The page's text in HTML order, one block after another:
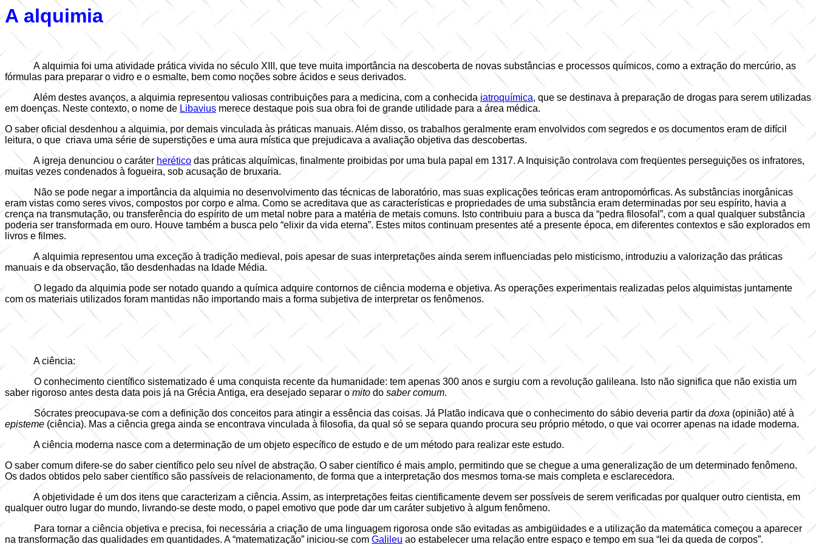
A alquimia
A alquimia foi uma atividade prática vivida no século XIII, que teve muita importância na descoberta de novas substâncias e processos químicos, como a extração do mercúrio, as
fórmulas para preparar o vidro e o esmalte, bem como noções sobre ácidos e seus derivados.
Além destes avanços, a alquimia representou valiosas contribuições para a medicina, com a conhecida iatroquímica, que se destinava à preparação de drogas para serem utilizadas
em doenças. Neste contexto, o nome de Libavius merece destaque pois sua obra foi de grande utilidade para a área médica.
O saber oficial desdenhou a alquimia, por demais vinculada às práticas manuais. Além disso, os trabalhos geralmente eram envolvidos com segredos e os documentos eram de difícil
leitura, o que criava uma série de superstições e uma aura mística que prejudicava a avaliação objetiva das descobertas.
A igreja denunciou o caráter herético das práticas alquímicas, finalmente proibidas por uma bula papal em 1317. A Inquisição controlava com freqüentes perseguições os infratores,
muitas vezes condenados à fogueira, sob acusação de bruxaria.
Não se pode negar a importância da alquimia no desenvolvimento das técnicas de laboratório, mas suas explicações teóricas eram antropomórficas. As substâncias inorgânicas
eram vistas como seres vivos, compostos por corpo e alma. Como se acreditava que as características e propriedades de uma substância eram determinadas por seu espírito, havia a
crença na transmutação, ou transferência do espírito de um metal nobre para a matéria de metais comuns. Isto contribuiu para a busca da “pedra filosofal”, com a qual qualquer substância
poderia ser transformada em ouro. Houve também a busca pelo “elixir da vida eterna”. Estes mitos continuam presentes até a presente época, em diferentes contextos e são explorados em
livros e filmes.
A alquimia representou uma exceção à tradição medieval, pois apesar de suas interpretações ainda serem influenciadas pelo misticismo, introduziu a valorização das práticas
manuais e da observação, tão desdenhadas na Idade Média.
O legado da alquimia pode ser notado quando a química adquire contornos de ciência moderna e objetiva. As operações experimentais realizadas pelos alquimistas juntamente
com os materiais utilizados foram mantidas não importando mais a forma subjetiva de interpretar os fenômenos.
A ciência:
O conhecimento científico sistematizado é uma conquista recente da humanidade: tem apenas 300 anos e surgiu com a revolução galileana. Isto não significa que não existia um
saber rigoroso antes desta data pois já na Grécia Antiga, era desejado separar omito do saber comum.
Sócrates preocupava-se com a definição dos conceitos para atingir a essência das coisas. Já Platão indicava que o conhecimento do sábio deveria partir da doxa (opinião) até à
episteme (ciência). Mas a ciência grega ainda se encontrava vinculada à filosofia, da qual só se separa quando procura seu próprio método, o que vai ocorrer apenas na idade moderna.
A ciência moderna nasce com a determinação de um objeto específico de estudo e de um método para realizar este estudo.
O saber comum difere-se do saber científico pelo seu nível de abstração. O saber científico é mais amplo, permitindo que se chegue a uma generalização de um determinado fenômeno.
Os dados obtidos pelo saber científico são passíveis de relacionamento, de forma que a interpretação dos mesmos torna-se mais completa e esclarecedora.
A objetividade é um dos itens que caracterizam a ciência. Assim, as interpretações feitas cientificamente devem ser possíveis de serem verificadas por qualquer outro cientista, em
qualquer outro lugar do mundo, livrando-se deste modo, o papel emotivo que pode dar um caráter subjetivo à algum fenômeno.
Para tornar a ciência objetiva e precisa, foi necessária a criação de uma linguagem rigorosa onde são evitadas as ambigüidades e a utilização da matemática começou a aparecer
na transformação das qualidades em quantidades. A “matematização” iniciou-se com Galileu ao estabelecer uma relação entre espaço e tempo em sua “lei da queda de corpos”.